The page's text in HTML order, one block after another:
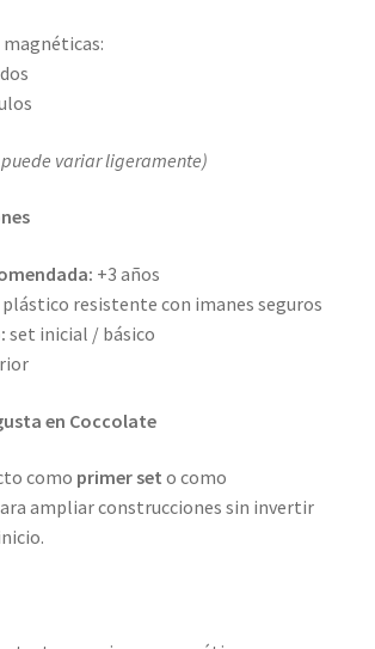
magnéticas:
variar ligeramente)
+3 años
plástico resistente con imanes seguros
set inicial / básico
en Coccolate
como primer set o como
ampliar construcciones sin invertir